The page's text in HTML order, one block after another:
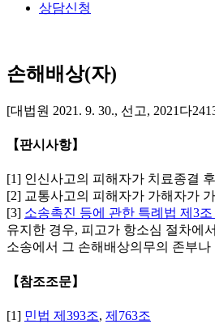
상담신청
손해배상(자)
[대법원 2021. 9. 30., 선고, 2021다
【판시사항】
[1] 인신사고의 피해자가 치료종결
[2] 교통사고의 피해자가 가해자가
[3] 소송촉진 등에 관한 특례법 제3조
유지한 경우, 피고가 항소심 절차에
소송에서 그 손해배상의무의 존부
【참조조문】
[1] 민법 제393조, 제763조